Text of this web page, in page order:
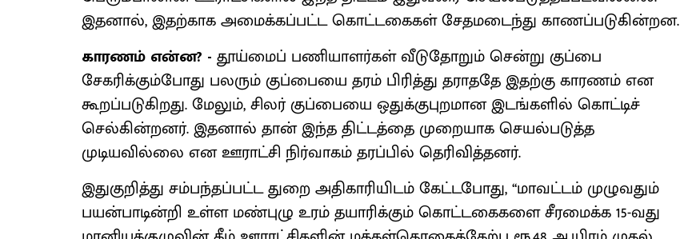
இதனால், இதற்காக அமைக்கப்பட்ட கொட்டகைகள் சேதமடைந்து காணப்படுகின்றன.
காரணம் என்ன? - தூய்மைப் பணியாளர்கள் வீடுதோறும் சென்று குப்பை
சேகரிக்கும்போது பலரும் குப்பையை தரம் பிரித்து தராததே இதற்கு காரணம் என
கூறப்படுகிறது. மேலும், சிலர் குப்பையை ஒதுக்குபுறமான இடங்களில் கொட்டிச்
செல்கின்றனர். இதனால் தான் இந்த திட்டத்தை முறையாக செயல்படுத்த
முடியவில்லை என ஊராட்சி நிர்வாகம் தரப்பில் தெரிவித்தனர்.
இதுகுறித்து சம்பந்தப்பட்ட துறை அதிகாரியிடம் கேட்டபோது, ‘‘மாவட்டம் முழுவதும்
பயன்பாடின்றி உள்ள மண்புழு உரம் தயாரிக்கும் கொட்டகைகளை சீரமைக்க 15-வது